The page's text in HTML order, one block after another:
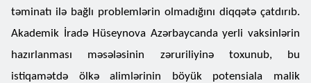
təminatı ilə bağlı problemlərin olmadığını diqqətə çatdırıb.
Akademik İradə Hüseynova Azərbaycanda yerli vaksinlərin
hazırlanması məsələsinin zəruriliyinə toxunub, bu
istiqamətdə ölkə alimlərinin böyük potensiala malik